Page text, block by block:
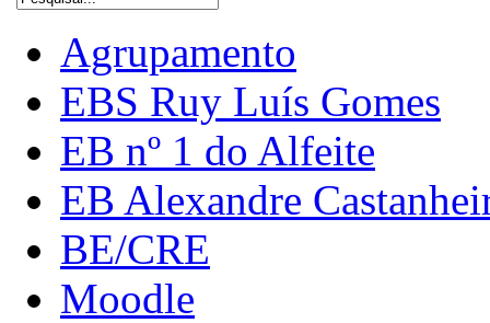
Agrupamento
EBS Ruy Luís Gomes
EB nº 1 do Alfeite
EB Alexandre
BE/CRE
Moodle